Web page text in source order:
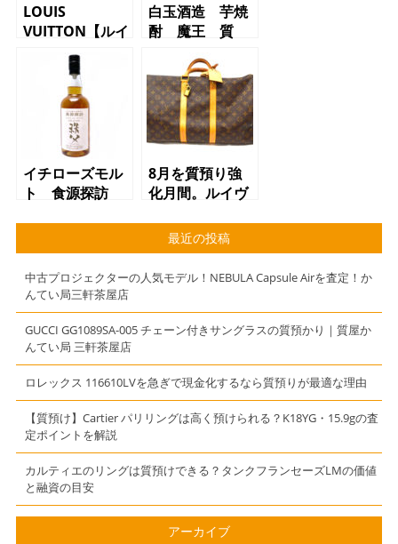
LOUIS
VUITTON【ルイ
ヴィトン】アジ
ェンダ ダミエ
グラフィット
【質】【かんて
い局】【三軒茶
屋店】【東急田
園都市線池尻大
橋のお客様より
買い取り】
白玉酒造 芋焼
酎 魔王 質
局 三軒茶屋店
（東急世田谷線
上町駅からお越
しのお客様より
買取させて頂き
ました）
イチローズモル
ト 食源探訪
2019S 質屋
かんてい局 三
軒茶屋店（東急
田園都市線桜新
町駅からお越し
のお客様より買
取させて頂きま
した）
8月を質預り強
化月間。ルイヴ
財布での質預か
り大歓迎！
最近の投稿
中古プロジェクターの人気モデル！NEBULA Capsule Airを査定！か
んてい局三軒茶屋店
GUCCI GG1089SA-005 チェーン付きサングラスの質預かり｜質屋か
んてい局 三軒茶屋店
ロレックス 116610LVを急ぎで現金化するなら質預りが最適な理由
【質預け】Cartier パリリングは高く預けられる？K18YG・15.9gの査
定ポイントを解説
カルティエのリングは質預けできる？タンクフランセーズLMの価値
と融資の目安
アーカイブ